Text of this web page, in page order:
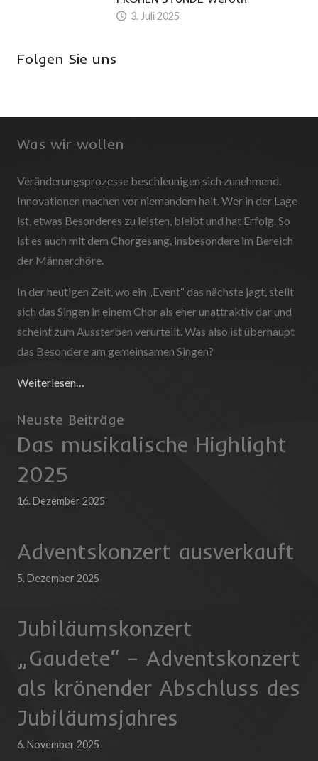
3. Juli 2025
Folgen Sie uns
Was wir wollen
Veränderungsprozesse beschleunigen sich zunehmend.
Innovationen machen vor niemandem halt. Wer in der Lage
ist, etwas Besonderes zu leisten, bleibt und hat Erfolg. So
ist es auch mit dem Chorgesang, insbesondere im Bereich
der Männerchöre.
In der heutigen Zeit, wo ein „Event“ das nächste jagt, stellt
sich das Singen in einem Chor als eher unattraktiv dar und
scheint zum Aussterben verurteilt. Was also ist überhaupt
das Besondere am gemeinsamen Singen?
Weiterlesen…
Neuste Beiträge
Das musikalische Highlight
2025
16. Dezember 2025
Adventskonzert ausverkauft
5. Dezember 2025
Jubiläumskonzert
„Gaudete“ – Adventskonzert
als krönender Abschluss des
Jubiläumsjahres
6. November 2025